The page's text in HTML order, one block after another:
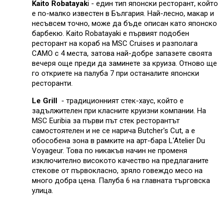
Kaito Robatayaki - един тип японски ресторант, който
е по-малко известен в България. Най-лесно, макар и
несъвсем точно, може да бъде описан като японско
барбекю. Kaito Robatayaki е първият подобен
ресторант на кораб на MSC Cruises и разполага
САМО с 4 места, затова най-добре запазете своята
вечеря още преди да заминете за круиза. Отново ще
го откриете на палуба 7 при останалите японски
ресторанти.
Le Grill - традиционният стек-хаус, който е
задължителен при класните круизни компании. На
MSC Euribia за първи път стек ресторантът
самостоятелен и не се нарича Butcher's Cut, а е
обособена зона в рамките на арт-бара L'Atelier Du
Voyageur. Това по никакъв начин не променя
изключително високото качество на предлаганите
стекове от първокласно, зряло говеждо месо на
много добра цена. Палуба 6 на главната търговска
улица.